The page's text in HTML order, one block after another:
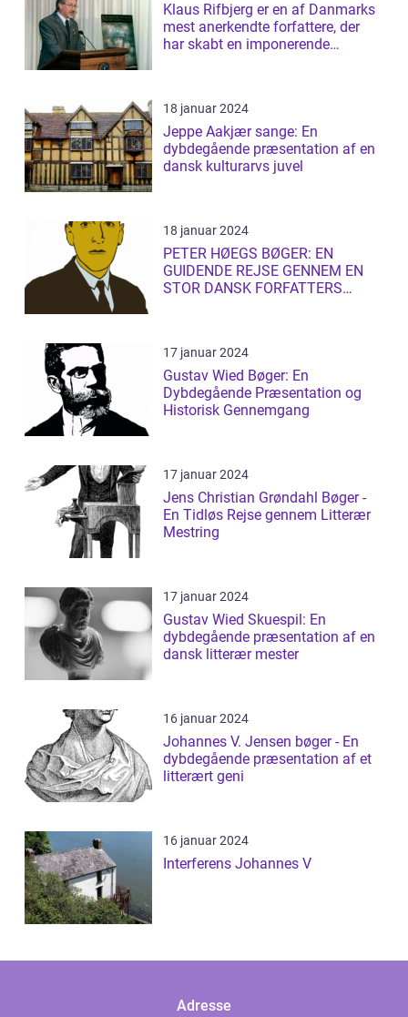
Klaus Rifbjerg er en af Danmarks
mest anerkendte forfattere, der
har skabt en imponerende
18 januar 2024
Jeppe Aakjær sange: En
dybdegående præsentation af en
dansk kulturarvs juvel
18 januar 2024
PETER HØEGS BØGER: EN
GUIDENDE REJSE GENNEM EN
STOR DANSK FORFATTERS
17 januar 2024
Gustav Wied Bøger: En
Dybdegående Præsentation og
Historisk Gennemgang
17 januar 2024
Jens Christian Grøndahl Bøger -
En Tidløs Rejse gennem Litterær
Mestring
17 januar 2024
Gustav Wied Skuespil: En
dybdegående præsentation af en
dansk litterær mester
16 januar 2024
Johannes V. Jensen bøger - En
dybdegående præsentation af et
litterært geni
16 januar 2024
Interferens Johannes V
Adresse